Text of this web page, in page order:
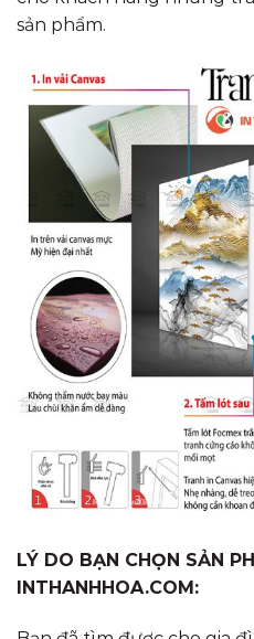
sản phẩm.
LÝ DO BẠN CHỌN SẢN
INTHANHHOA.COM: